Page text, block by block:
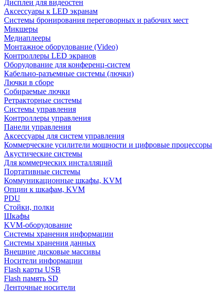
Дисплеи для видеостен
Аксессуары к LED экранам
Системы бронирования переговорных и рабочих мест
Микшеры
Медиаплееры
Монтажное оборудование (Video)
Контроллеры LED экранов
Оборудование для конференц-систем
Кабельно-разъемные системы (лючки)
Лючки в сборе
Собираемые лючки
Ретракторные системы
Системы управления
Контроллеры управления
Панели управления
Аксессуары для систем управления
Коммерческие усилители мощности и цифровые процессоры
Акустические системы
Для коммерческих инсталляций
Портативные системы
Коммуникационные шкафы, KVM
Опции к шкафам, KVM
PDU
Стойки, полки
Шкафы
KVM-оборудование
Системы хранения информации
Системы хранения данных
Внешние дисковые массивы
Носители информации
Flash карты USB
Flash память SD
Ленточные носители